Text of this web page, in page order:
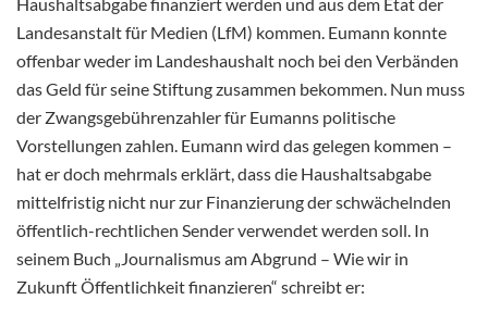
Landesanstalt für Medien (LfM) kommen. Eumann konnte
offenbar weder im Landeshaushalt noch bei den Verbänden
das Geld für seine Stiftung zusammen bekommen. Nun muss
der Zwangsgebührenzahler für Eumanns politische
Vorstellungen zahlen. Eumann wird das gelegen kommen –
hat er doch mehrmals erklärt, dass die Haushaltsabgabe
mittelfristig nicht nur zur Finanzierung der schwächelnden
öffentlich-rechtlichen Sender verwendet werden soll. In
seinem Buch „Journalismus am Abgrund – Wie wir in
Zukunft Öffentlichkeit finanzieren“ schreibt er: